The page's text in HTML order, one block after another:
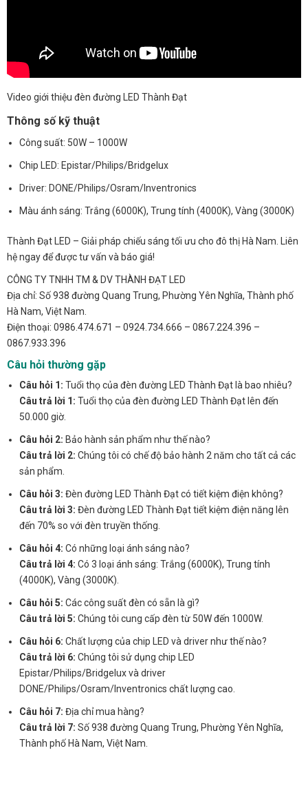
Video giới thiệu đèn đường LED Thành Đạt
Thông số kỹ thuật
Công suất: 50W – 1000W
Chip LED: Epistar/Philips/Bridgelux
Driver: DONE/Philips/Osram/Inventronics
Màu ánh sáng: Trắng (6000K), Trung tính (4000K), Vàng (3000K)
Thành Đạt LED – Giải pháp chiếu sáng tối ưu cho đô thị Hà Nam. Liên
hệ ngay để được tư vấn và báo giá!
CÔNG TY TNHH TM & DV THÀNH ĐẠT LED
Địa chỉ: Số 938 đường Quang Trung, Phường Yên Nghĩa, Thành phố
Hà Nam, Việt Nam.
Điện thoại: 0986.474.671 – 0924.734.666 – 0867.224.396 –
0867.933.396
Câu hỏi thường gặp
Câu hỏi 1: Tuổi thọ của đèn đường LED Thành Đạt là bao nhiêu?
Câu trả lời 1: Tuổi thọ của đèn đường LED Thành Đạt lên đến
50.000 giờ.
Câu hỏi 2: Bảo hành sản phẩm như thế nào?
Câu trả lời 2: Chúng tôi có chế độ bảo hành 2 năm cho tất cả các
sản phẩm.
Câu hỏi 3: Đèn đường LED Thành Đạt có tiết kiệm điện không?
Câu trả lời 3: Đèn đường LED Thành Đạt tiết kiệm điện năng lên
đến 70% so với đèn truyền thống.
Câu hỏi 4: Có những loại ánh sáng nào?
Câu trả lời 4: Có 3 loại ánh sáng: Trắng (6000K), Trung tính
(4000K), Vàng (3000K).
Câu hỏi 5: Các công suất đèn có sẵn là gì?
Câu trả lời 5: Chúng tôi cung cấp đèn từ 50W đến 1000W.
Câu hỏi 6: Chất lượng của chip LED và driver như thế nào?
Câu trả lời 6: Chúng tôi sử dụng chip LED
Epistar/Philips/Bridgelux và driver
DONE/Philips/Osram/Inventronics chất lượng cao.
Câu hỏi 7: Địa chỉ mua hàng?
Câu trả lời 7: Số 938 đường Quang Trung, Phường Yên Nghĩa,
Thành phố Hà Nam, Việt Nam.